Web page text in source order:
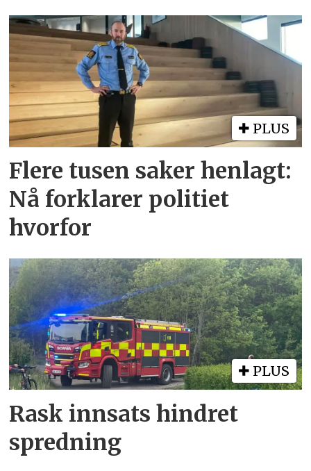
PLUS
Flere tusen saker henlagt:
Nå forklarer politiet
hvorfor
PLUS
Rask innsats hindret
spredning